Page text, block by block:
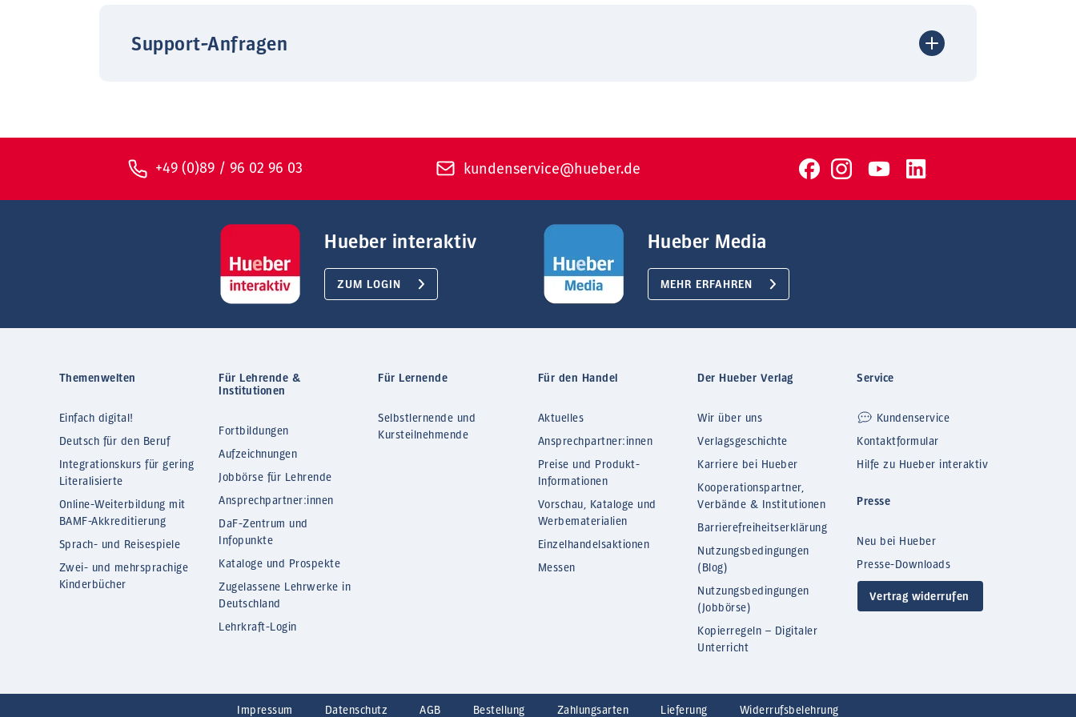
Support-Anfragen
+49 (0)89 / 96 02 96 03 kundenservice@hueber.de
Hueber interaktiv
ZUM LOGIN
Hueber Media
MEHR ERFAHREN
Themenwelten
Einfach digital!
Deutsch für den Beruf
Integrationskurs für gering
Literalisierte
Online-Weiterbildung mit
BAMF-Akkreditierung
Sprach- und Reisespiele
Zwei- und mehrsprachige
Kinderbücher
Für Lehrende &
Institutionen
Fortbildungen
Aufzeichnungen
Jobbörse für Lehrende
Ansprechpartner:innen
DaF-Zentrum und
Infopunkte
Kataloge und Prospekte
Zugelassene Lehrwerke in
Deutschland
Lehrkraft-Login
Für Lernende
Selbstlernende und
Kursteilnehmende
Für den Handel
Aktuelles
Ansprechpartner:innen
Preise und Produkt-
Informationen
Vorschau, Kataloge und
Werbematerialien
Einzelhandelsaktionen
Messen
Der Hueber Verlag
Wir über uns
Verlagsgeschichte
Karriere bei Hueber
Kooperationspartner,
Verbände & Institutionen
Barrierefreiheitserklärung
Nutzungsbedingungen
(Blog)
Nutzungsbedingungen
(Jobbörse)
Kopierregeln – Digitaler
Unterricht
Service
Kundenservice
Kontaktformular
Hilfe zu Hueber interaktiv
Presse
Neu bei Hueber
Presse-Downloads
Vertrag widerrufen
Impressum Datenschutz AGB Bestellung Zahlungsarten Lieferung Widerrufsbelehrung